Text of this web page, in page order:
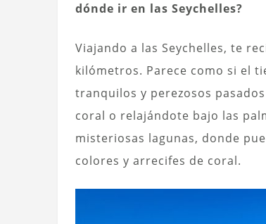
dónde ir en las Seychelles?
Viajando a las Seychelles, te
kilómetros. Parece como si el
tranquilos y perezosos
coral o relajándote bajo las
misteriosas lagunas, donde
colores y arrecifes de coral.